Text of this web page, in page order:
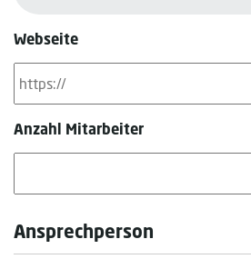
Webseite
Anzahl Mitarbeiter
Ansprechperson